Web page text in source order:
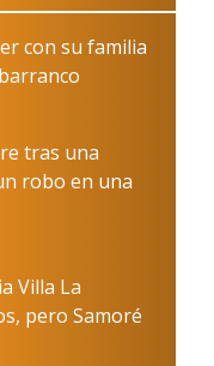
con su familia
tras una
robo en una
Villa La
pero Samoré